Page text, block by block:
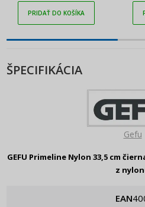
nerezovej ocele so stojanom
PRIDAŤ DO KOŠÍKA
ŠPECIFIKÁCIA
Gefu
GEFU Primeline Nylon 33,5 cm
z
EAN